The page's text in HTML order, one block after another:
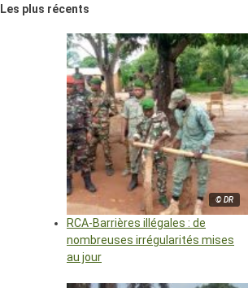
Les plus récents
© DR
RCA-Barrières illégales : de
nombreuses irrégularités mises
au jour